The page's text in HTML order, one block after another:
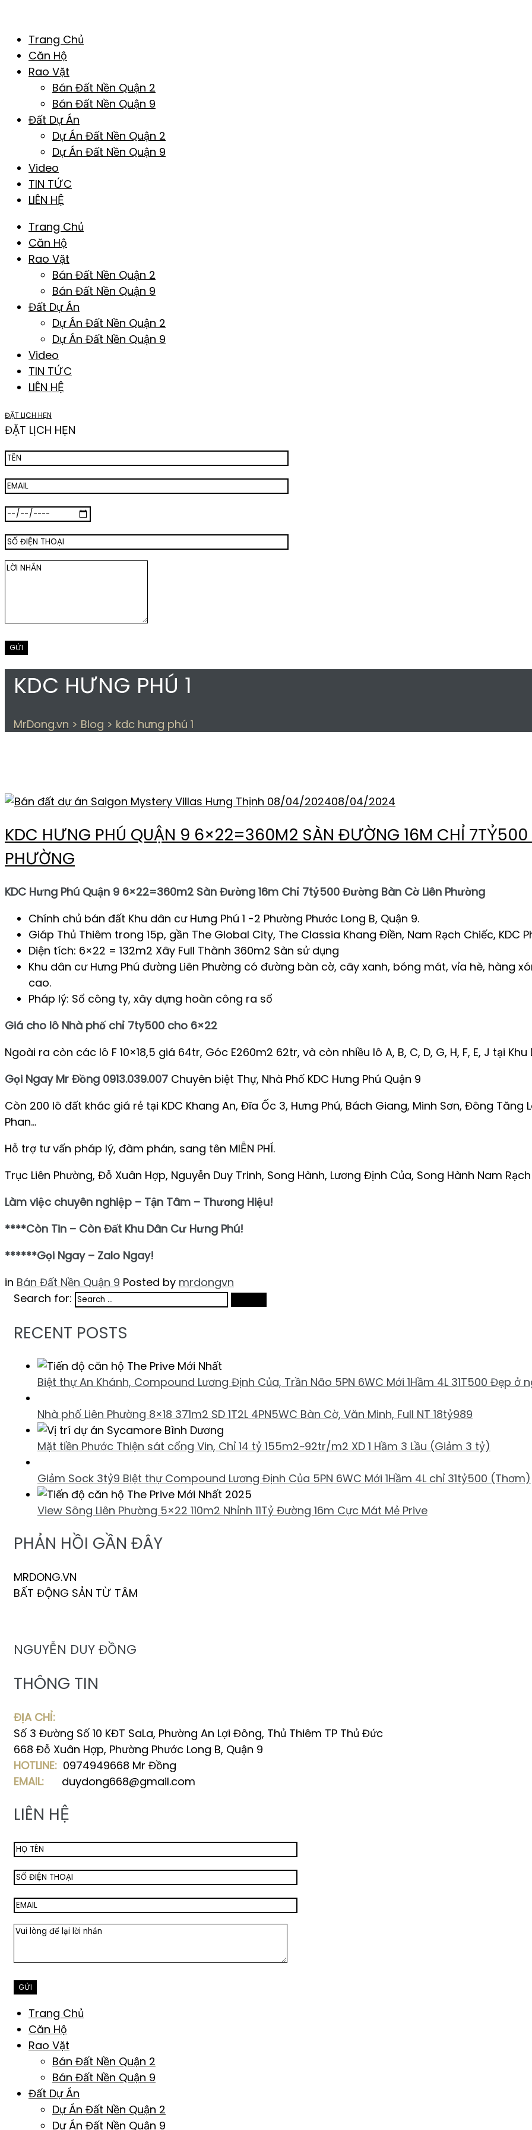
Trang Chủ
Căn Hộ
Rao Vặt
Bán Đất Nền Quận 2
Bán Đất Nền Quận 9
Đất Dự Án
Dự Án Đất Nền Quận 2
Dự Án Đất Nền Quận 9
Video
TIN TỨC
LIÊN HỆ
Trang Chủ
Căn Hộ
Rao Vặt
Bán Đất Nền Quận 2
Bán Đất Nền Quận 9
Đất Dự Án
Dự Án Đất Nền Quận 2
Dự Án Đất Nền Quận 9
Video
TIN TỨC
LIÊN HỆ
ĐẶT LỊCH HẸN
ĐẶT LỊCH HẸN
KDC HƯNG PHÚ 1
MrDong.vn > Blog > kdc hưng phú 1
08/04/202408/04/2024
KDC HƯNG PHÚ QUẬN 9 6×22=360M2 SÀN ĐƯỜNG 16M CHỈ
PHƯỜNG
KDC Hưng Phú Quận 9 6×22=360m2 Sàn Đường 16m Chỉ 7tỷ500 Đường Bàn Cờ Liên Phường
Chính chủ bán đất Khu dân cư Hưng Phú 1 -2 Phường Phước Long B, Quận 9.
Giáp Thủ Thiêm trong 15p, gần The Global City, The Classia Khang Điền, Nam Rạch Chiếc, KDC
Diện tích: 6×22 = 132m2 Xây Full Thành 360m2 Sàn sử dụng
Khu dân cư Hưng Phú đường Liên Phường có đường bàn cờ, cây xanh, bóng mát, vỉa hè, hàng
cao.
Pháp lý: Sổ công ty, xây dựng hoàn công ra sổ
Giá cho lô Nhà phố chỉ 7ty500 cho 6×22
Ngoài ra còn các lô F 10×18,5 giá 64tr, Góc E260m2 62tr, và còn nhiều lô A, B, C, D, G, H, F, E, J tại
Gọi Ngay Mr Đồng 0913.039.007 Chuyên biệt Thự, Nhà Phố KDC Hưng Phú Quận 9
Còn 200 lô đất khác giá rẻ tại KDC Khang An, Đĩa Ốc 3, Hưng Phú, Bách Giang, Minh Sơn, Đông Tăng
Phan…
Hỗ trợ tư vấn pháp lý, đàm phán, sang tên MIỄN PHÍ.
Trục Liên Phường, Đỗ Xuân Hợp, Nguyễn Duy Trinh, Song Hành, Lương Định Của, Song Hành Nam
Làm việc chuyên nghiệp – Tận Tâm – Thương Hiệu!
****Còn Tin – Còn Đất Khu Dân Cư Hưng Phú!
******Gọi Ngay – Zalo Ngay!
in Bán Đất Nền Quận 9 Posted by mrdongvn
Search for:
RECENT POSTS
Biệt thự An Khánh, Compound Lương Định Của, Trần Não 5PN 6WC Mới 1Hầm 4L 31T500 Đẹp ở
Nhà phố Liên Phường 8×18 371m2 SD 1T2L 4PN5WC Bàn Cờ, Văn Minh, Full NT 18tỷ989
Mặt tiền Phước Thiện sát cổng Vin, Chỉ 14 tỷ 155m2~92tr/m2 XD 1 Hầm 3 Lầu (Giảm 3 tỷ)
Giảm Sock 3tỷ9 Biệt thự Compound Lương Định Của 5PN 6WC Mới 1Hầm 4L chỉ 31tỷ500 (Thơm)
View Sông Liên Phường 5×22 110m2 Nhỉnh 11Tỷ Đường 16m Cực Mát Mẻ Prive
PHẢN HỒI GẦN ĐÂY
MRDONG.VN
BẤT ĐỘNG SẢN TỪ TÂM
NGUYỄN DUY ĐỒNG
THÔNG TIN
ĐỊA CHỈ:
Số 3 Đường Số 10 KĐT SaLa, Phường An Lợi Đông, Thủ Thiêm TP Thủ Đức
668 Đỗ Xuân Hợp, Phường Phước Long B, Quận 9
HOTLINE: 0974949668 Mr Đồng
EMAIL: duydong668@gmail.com
LIÊN HỆ
Trang Chủ
Căn Hộ
Rao Vặt
Bán Đất Nền Quận 2
Bán Đất Nền Quận 9
Đất Dự Án
Dự Án Đất Nền Quận 2
Dự Án Đất Nền Quận 9